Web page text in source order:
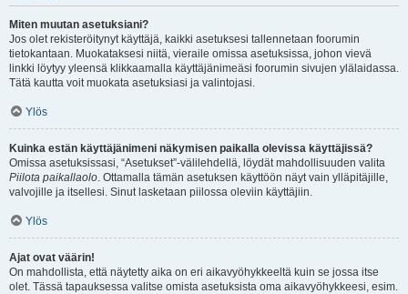
Miten muutan asetuksiani?
Jos olet rekisteröitynyt käyttäjä, kaikki asetuksesi tallennetaan foorumin
tietokantaan. Muokataksesi niitä, vieraile omissa asetuksissa, johon vievä
linkki löytyy yleensä klikkaamalla käyttäjänimeäsi foorumin sivujen ylälaidassa.
Tätä kautta voit muokata asetuksiasi ja valintojasi.
Ylös
Kuinka estän käyttäjänimeni näkymisen paikalla olevissa käyttäjissä?
Omissa asetuksissasi, “Asetukset”-välilehdellä, löydät mahdollisuuden valita
Piilota paikallaolo. Ottamalla tämän asetuksen käyttöön näyt vain ylläpitäjille,
valvojille ja itsellesi. Sinut lasketaan piilossa oleviin käyttäjiin.
Ylös
Ajat ovat väärin!
On mahdollista, että näytetty aika on eri aikavyöhykkeeltä kuin se jossa itse
olet. Tässä tapauksessa valitse omista asetuksista oma aikavyöhykkeesi, esim.